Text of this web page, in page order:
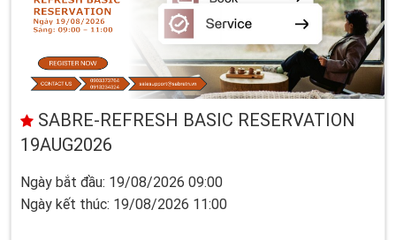
SABRE-REFRESH BASIC RESERVATION
19AUG2026
Ngày bắt đầu: 19/08/2026 09:00
Ngày kết thúc: 19/08/2026 11:00